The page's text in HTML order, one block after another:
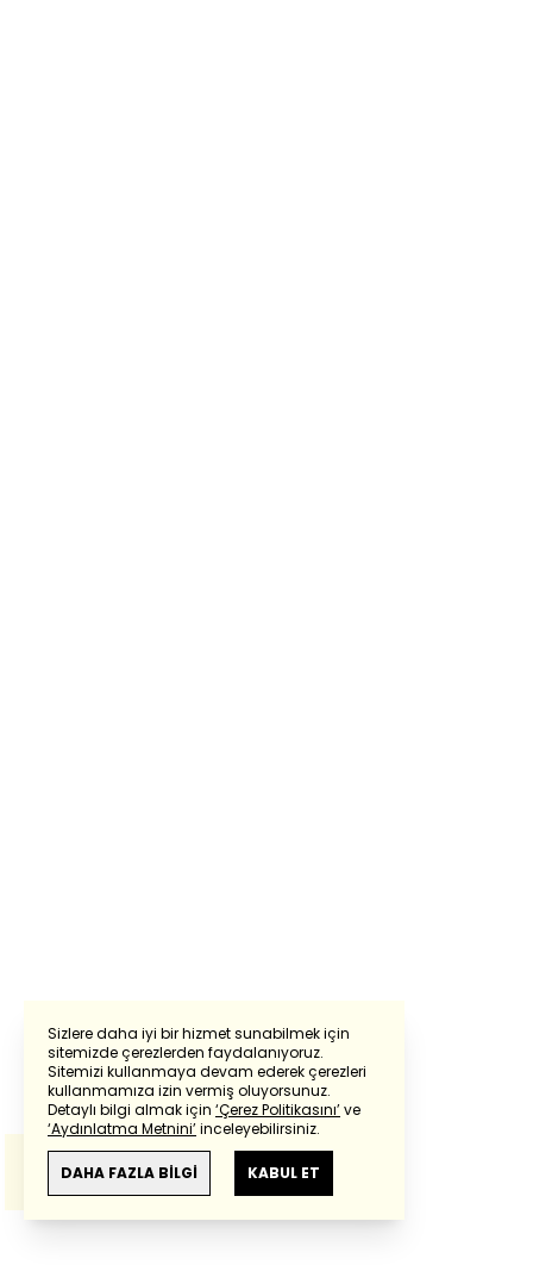
Sizlere daha iyi bir hizmet sunabilmek için
sitemizde çerezlerden faydalanıyoruz.
Sitemizi kullanmaya devam ederek çerezleri
kullanmamıza izin vermiş oluyorsunuz.
Detaylı bilgi almak için ‘Çerez Politikasını’ve
‘Aydınlatma Metnini’inceleyebilirsiniz.
DAHA FAZLA BİLGİ KABUL ET
Powered by Translate
Bu çevirideGoogle Transletekullanılmıştır.
Anlam ve çeviri hatalarından
haberturk.com
sorumlu değildir.